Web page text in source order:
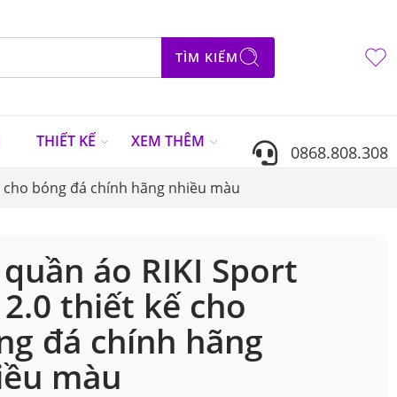
TÌM KIẾM
THIẾT KẾ XEM THÊM 0868.808.308
cho bóng đá chính hãng nhiều màu
áo RIKI Sport
2.0 thiết kế cho
đá chính hãng
màu